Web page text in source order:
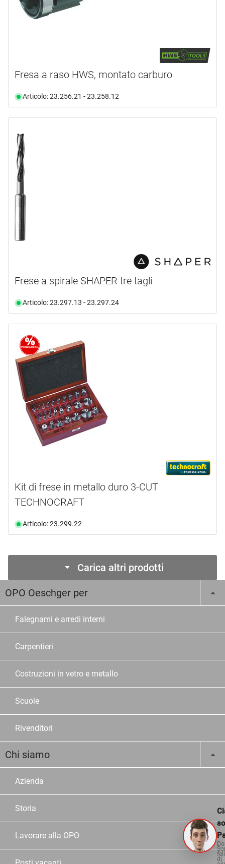
Fresa a raso HWS, montato carburo
Articolo: 23.256.21 - 23.258.12
Frese a spirale SHAPER tre tagli
Articolo: 23.297.13 - 23.297.24
Kit di frese in metallo duro 3-CUT
TECHNOCRAFT
Articolo: 23.299.22
Carica altri prodotti
OPO Oeschger per
Falegnami e arredi interni
Carpentieri
Costruzioni in vetro e metallo
Scuole
Rivenditori
Chi siamo
Azienda
Storia
Lavorare alla OPO
di